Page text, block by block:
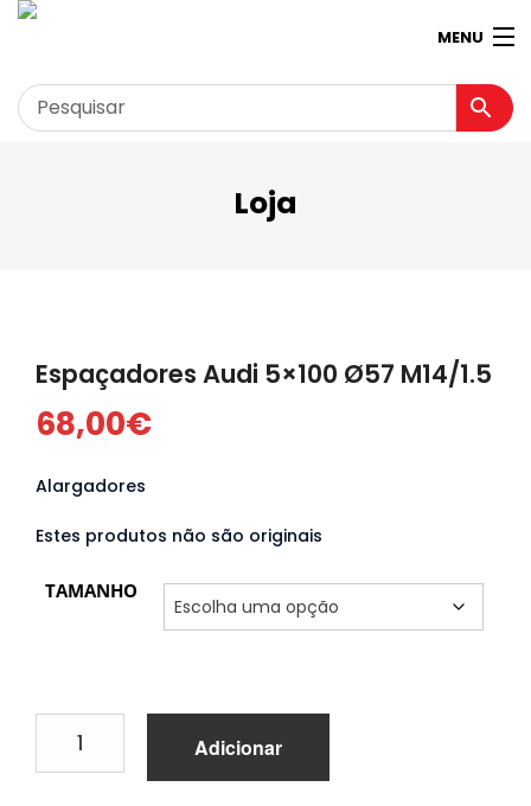
MENU
Garagem
Loja Virtual 360º
Loja
Espaçadores Audi 5×100 Ø57 M14/1.5
68,00€
Alargadores
Estes produtos não são originais
TAMANHO
Espaçadores
Adicionar